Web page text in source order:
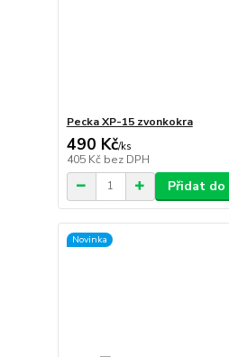
Pecka XP-15 zvonkokra
490 Kč/ks
405 Kč bez DPH
Přidat do
Novinka